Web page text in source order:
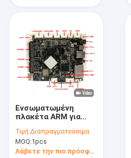
Προϊόντα
Περίπου εμείς
Γύρος εργοστασίων
Ειδήσεις
Ενσωματωμένη
πλακέτα ARM για
έλεγχο RK3566
Quad-core CPU
Android 11
Τιμή:Διαπραγματεύσιμα
MOQ:1pcs
Λάβετε την πιο πρόσφατη τιμή